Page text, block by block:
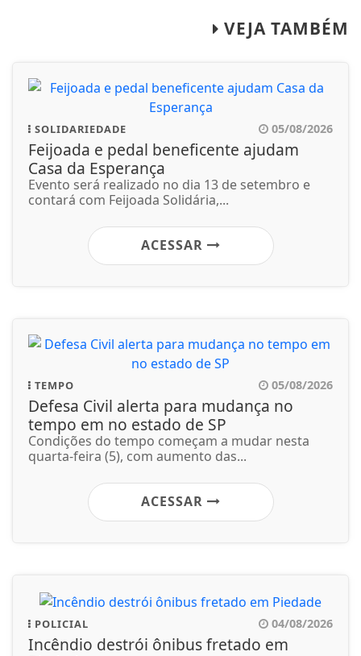
VEJA TAMBÉM
SOLIDARIEDADE 05/08/2026
Feijoada e pedal beneficente ajudam
Casa da Esperança
Evento será realizado no dia 13 de setembro e
contará com Feijoada Solidária,...
ACESSAR
TEMPO 05/08/2026
Defesa Civil alerta para mudança no
tempo em no estado de SP
Condições do tempo começam a mudar nesta
quarta-feira (5), com aumento das...
ACESSAR
POLICIAL 04/08/2026
Incêndio destrói ônibus fretado em